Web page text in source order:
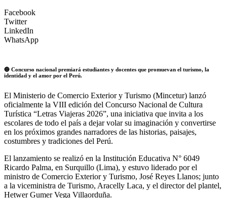
Facebook
Twitter
LinkedIn
WhatsApp
🔵 Concurso nacional premiará estudiantes y docentes que promuevan el turismo, la
identidad y el amor por el Perú.
El Ministerio de Comercio Exterior y Turismo (Mincetur) lanzó
oficialmente la VIII edición del Concurso Nacional de Cultura
Turística “Letras Viajeras 2026”, una iniciativa que invita a los
escolares de todo el país a dejar volar su imaginación y convertirse
en los próximos grandes narradores de las historias, paisajes,
costumbres y tradiciones del Perú.
El lanzamiento se realizó en la Institución Educativa N° 6049
Ricardo Palma, en Surquillo (Lima), y estuvo liderado por el
ministro de Comercio Exterior y Turismo, José Reyes Llanos; junto
a la viceministra de Turismo, Aracelly Laca, y el director del plantel,
Hetwer Gumer Vega Villaorduña.